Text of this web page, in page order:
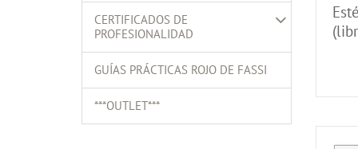
CERTIFICADOS DE
PROFESIONALIDAD
GUÍAS PRÁCTICAS ROJO DE FASSI
***OUTLET***